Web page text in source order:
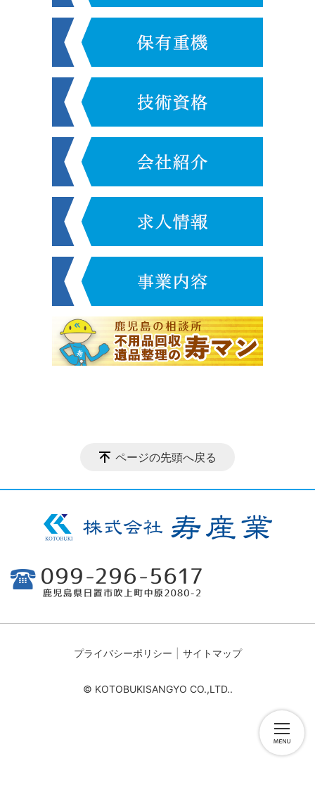
ページの先頭へ戻る
プライバシーポリシー サイトマップ
© KOTOBUKISANGYO CO.,LTD..